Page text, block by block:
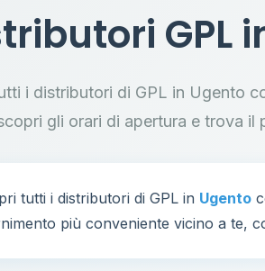
GPL
i distributori di GPL in Ugento
gli orari di apertura e trova
tutti i distributori di GPL in Ugento
più conveniente vicino a te,